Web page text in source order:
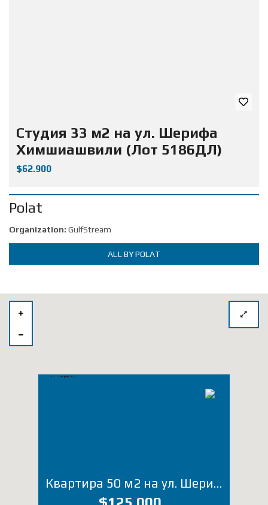
Студия 33 м2 на ул. Шерифа
Химшиашвили (Лот 5186ДЛ)
$62.900
Polat
Organization: GulfStream
ALL BY POLAT
Квартира 50 м2 на ул. Шерифа Химшиашвили (Лот 4746ДЛ)